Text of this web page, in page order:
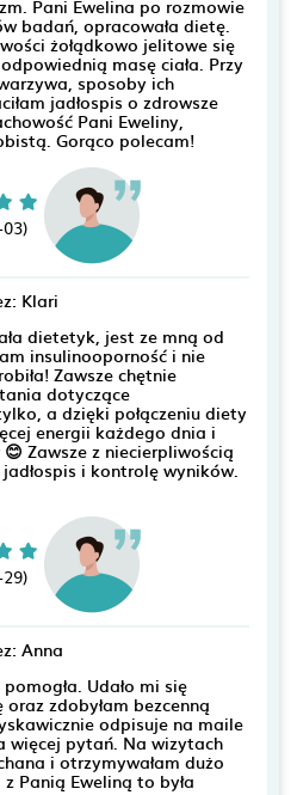
Pani Ewelina po rozmowie
badań, opracowała dietę.
żołądkowo jelitowe się
masę ciała. Przy
sposoby ich
jadłospis o zdrowsze
Pani Eweliny,
Gorąco polecam!
Klari
dietetyk, jest ze mną od
insulinooporność i nie
Zawsze chętnie
dotyczące
a dzięki połączeniu diety
energii każdego dnia i
Zawsze z niecierpliwością
i kontrolę wyników.
Anna
Udało mi się
zdobyłam bezcenną
odpisuje na maile
więcej pytań. Na wizytach
i otrzymywałam dużo
Panią Eweliną to była